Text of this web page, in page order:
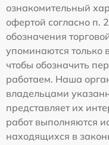
ознакомительный
офертой согласно п.
обозначения
упоминаются
чтобы обозначить
работаем. Наша
владельцами
представляет их
работ выполняются
находящихся в